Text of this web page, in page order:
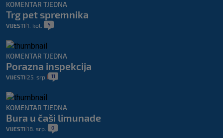
KOMENTAR TJEDNA
Trg pet spremnika
VIJESTI 1. kol. 5
KOMENTAR TJEDNA
Porazna inspekcija
VIJESTI 25. srp. 11
KOMENTAR TJEDNA
Bura u čaši limunade
VIJESTI 18. srp. 0